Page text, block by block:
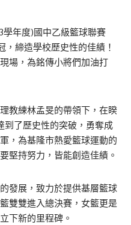
學年度)國中乙級籃球聯賽
，締造學校歷史性的佳績！
場，為銘傳小將們加油打
教練林孟旻的帶領下，在睽
到了歷史性的突破，勇奪成
，為基隆市熱愛籃球運動的
堅持努力，皆能創造佳績。
發展，致力於提供基層籃球
雙雙進入總決賽，女籃更是
下新的里程碑。